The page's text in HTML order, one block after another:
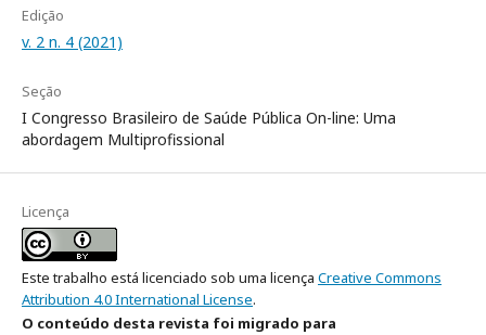
Edição
v. 2 n. 4 (2021)
Seção
I Congresso Brasileiro de Saúde Pública On-line: Uma
abordagem Multiprofissional
Licença
Este trabalho está licenciado sob uma licença Creative Commons
Attribution 4.0 International License.
O conteúdo desta revista foi migrado para